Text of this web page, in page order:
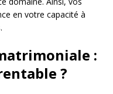
en votre capacité à
:
?